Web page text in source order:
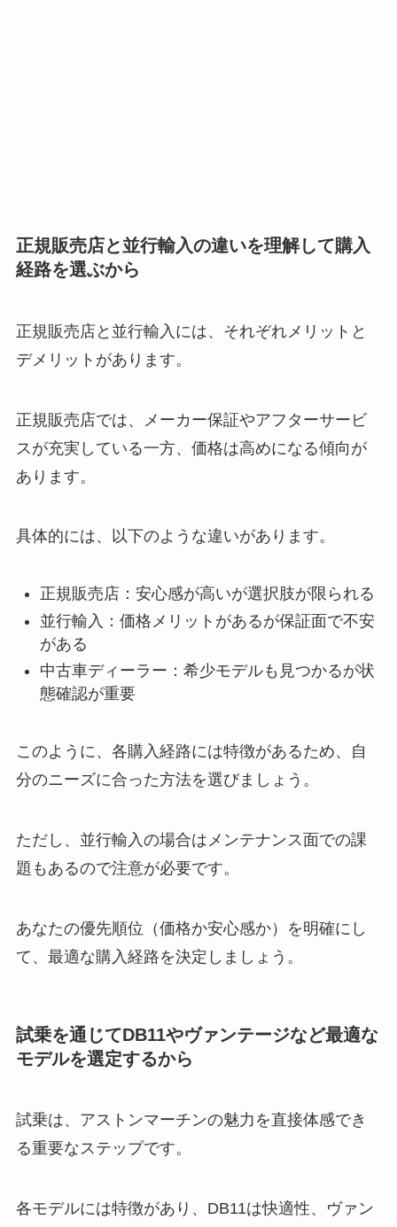
正規販売店と並行輸入の違いを理解して購入
経路を選ぶから
正規販売店と並行輸入には、それぞれメリットと
デメリットがあります。
正規販売店では、メーカー保証やアフターサービ
スが充実している一方、価格は高めになる傾向が
あります。
具体的には、以下のような違いがあります。
正規販売店：安心感が高いが選択肢が限られる
並行輸入：価格メリットがあるが保証面で不安
がある
中古車ディーラー：希少モデルも見つかるが状
態確認が重要
このように、各購入経路には特徴があるため、自
分のニーズに合った方法を選びましょう。
ただし、並行輸入の場合はメンテナンス面での課
題もあるので注意が必要です。
あなたの優先順位（価格か安心感か）を明確にし
て、最適な購入経路を決定しましょう。
試乗を通じてDB11やヴァンテージなど最適な
モデルを選定するから
試乗は、アストンマーチンの魅力を直接体感でき
る重要なステップです。
各モデルには特徴があり、DB11は快適性、ヴァン